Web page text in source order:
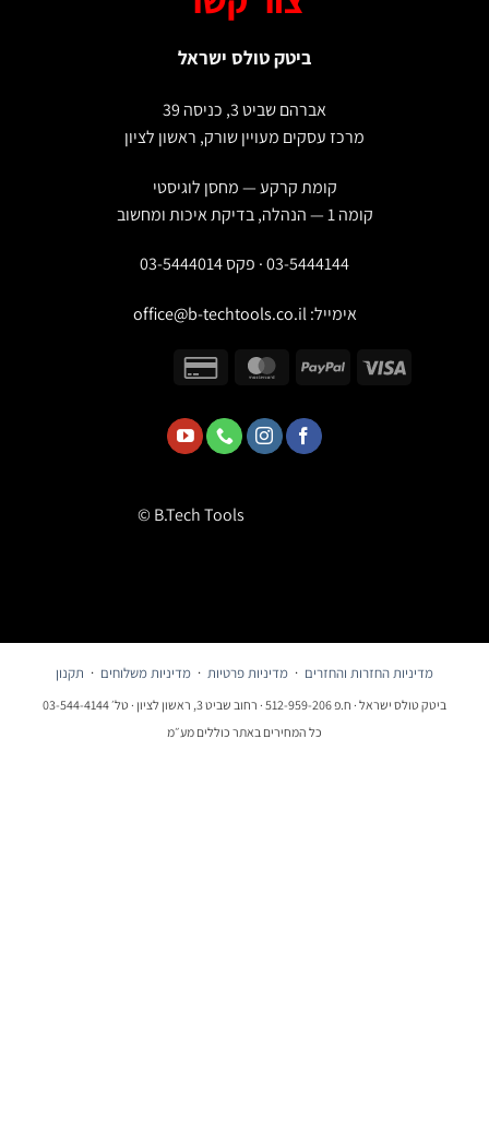
ביטק טולס ישראל
אברהם שביט 3, כניסה 39
מרכז עסקים מעויין שורק, ראשון לציון
קומת קרקע — מחסן לוגיסטי
03-5444144 · פקס 03-5444014
אימייל:office@b-techtools.co.il
© B.Tech Tools
מדיניות החזרות והחזרים ·מדיניות פרטיות·מדיניות משלוחים·תקנון
ביטק טולס ישראל · ח.פ 512-959-206 · רחוב שביט 3, ראשון לציון · טל׳ 03-544-4144
כל המחירים באתר כוללים מע״מ